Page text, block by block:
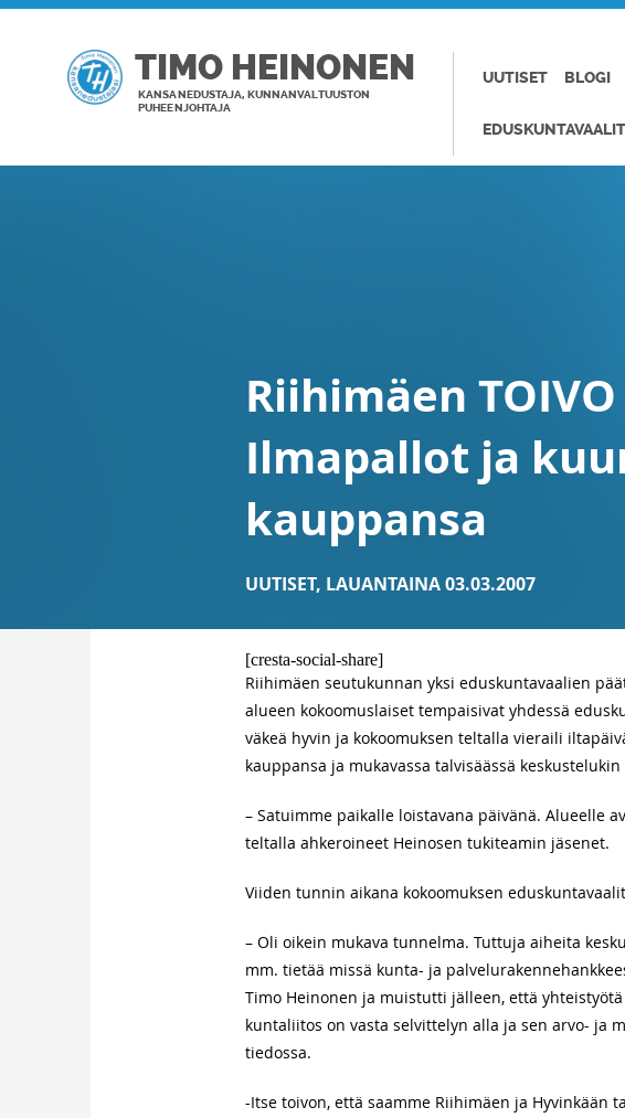
TIMO HEINONEN
KANSANEDUSTAJA, KUNNANVALTUUSTON
PUHEENJOHTAJA
UUTISET BLOGI
Riihimäen
Ilmapallot ja
kauppansa
UUTISET, LAUANTAINA 03.03.2007
[cresta-social-share]
Riihimäen seutukunnan yksi eduskuntavaalien
alueen kokoomuslaiset tempaisivat yhdessä
väkeä hyvin ja kokoomuksen teltalla vieraili
kauppansa ja mukavassa talvisäässä
– Satuimme paikalle loistavana päivänä. Alueelle
teltalla ahkeroineet Heinosen tukiteamin jäsenet.
Viiden tunnin aikana kokoomuksen
– Oli oikein mukava tunnelma. Tuttuja aiheita
mm. tietää missä kunta- ja
Timo Heinonen ja muistutti jälleen, että
kuntaliitos on vasta selvittelyn alla ja sen arvo- ja
tiedossa.
-Itse toivon, että saamme Riihimäen ja